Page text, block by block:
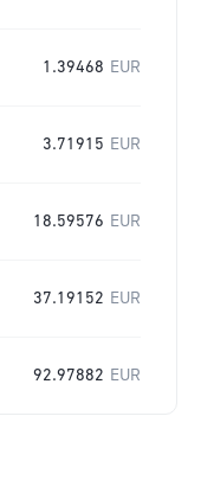
1.39468 EUR
3.71915 EUR
18.59576 EUR
37.19152 EUR
92.97882 EUR